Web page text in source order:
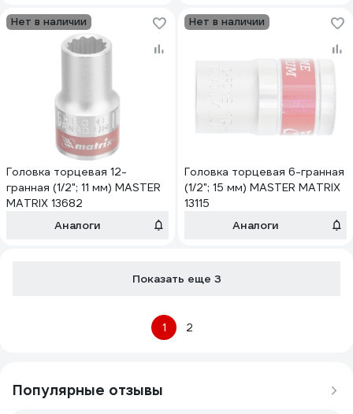
Нет в наличии
Головка торцевая 12-
гранная (1/2"; 11 мм) MASTER
MATRIX 13682
Аналоги
Нет в наличии
Головка торцевая 6-гранная
(1/2"; 15 мм) MASTER MATRIX
13115
Аналоги
Показать еще 3
1 2
Популярные отзывы